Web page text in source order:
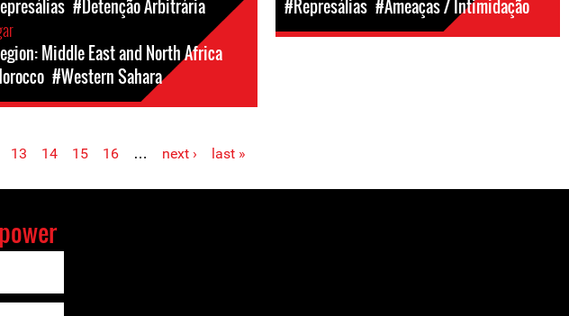
#Detenção Arbitrária
Middle East and North Africa
#Western Sahara
#Represálias #Ameaças / Intimidação
13 14 15 16 … next › last »